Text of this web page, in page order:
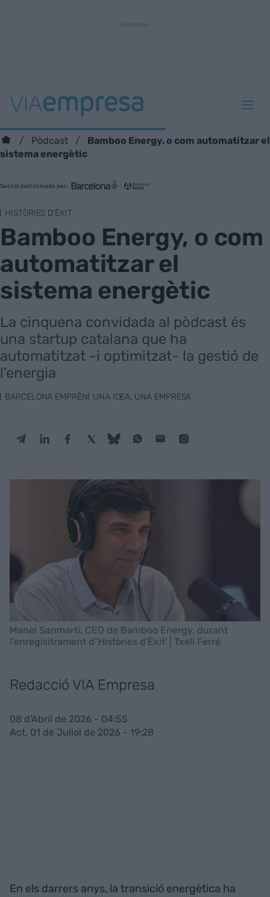
Pòdcast
Bamboo Energy, o com automatitzar el
sistema energètic
Secció patrocinada per:
HISTÒRIES D'ÈXIT
Bamboo Energy, o com
automatitzar el
sistema energètic
La cinquena convidada al pòdcast és
una startup catalana que ha
automatitzat -i optimitzat- la gestió de
l'energia
BARCELONA EMPRÈN UNA IDEA, UNA EMPRESA
Manel Sanmartí, CEO de Bamboo Energy, durant
l'enregisitrament d''Històries d'Èxit' | Txell Ferré
Redacció VIA Empresa
08 d'Abril de 2026 - 04:55
Act. 01 de Juliol de 2026 - 19:28
En els darrers anys, la transició energètica ha